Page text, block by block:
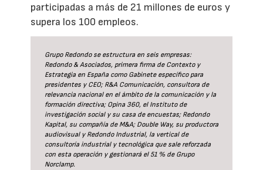
participadas a más de 21 millones de euros y
supera los 100 empleos.
Grupo Redondo se estructura en seis empresas:
Redondo & Asociados, primera firma de Contexto y
Estrategia en España como Gabinete específico para
presidentes y CEO; R&A Comunicación, consultora de
relevancia nacional en el ámbito de la comunicación y la
formación directiva; Opina 360, el Instituto de
investigación social y su casa de encuestas; Redondo
Kapital, su compañía de M&A; Double Way, su productora
audiovisual y Redondo Industrial, la vertical de
consultoría industrial y tecnológica que sale reforzada
con esta operación y gestionará el 51 % de Grupo
Norclamp.